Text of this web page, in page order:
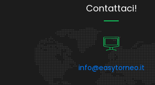
Contattaci!
info@easytorneo.it